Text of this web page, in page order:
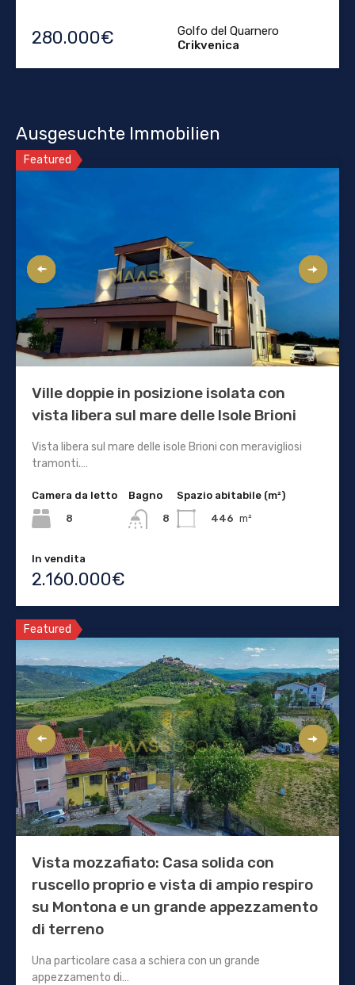
280.000€
Golfo del Quarnero
Crikvenica
Ausgesuchte Immobilien
Featured
Ville doppie in posizione isolata con
vista libera sul mare delle Isole Brioni
Vista libera sul mare delle isole Brioni con meravigliosi
tramonti.…
Camera da letto
8
Bagno
8
Spazio abitabile (m²)
446 m²
In vendita
2.160.000€
Featured
Vista mozzafiato: Casa solida con
ruscello proprio e vista di ampio respiro
su Montona e un grande appezzamento
di terreno
Una particolare casa a schiera con un grande
appezzamento di…